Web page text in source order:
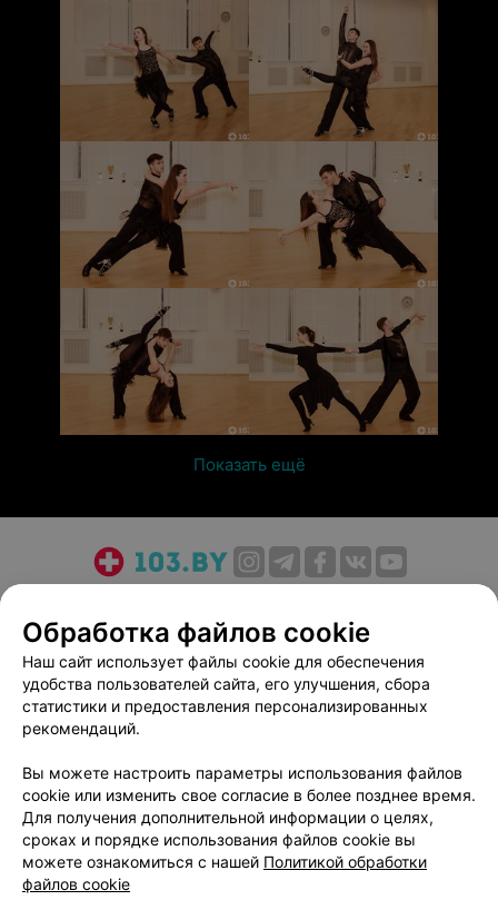
Показать ещё
Медицинский маркетинг
Публичный договор
Пользовательское соглашение
Способы оплаты
Вакансии
Партнеры
Написать руководителю 103.by
Персональные настройки cookie
Обработка персональных данных
Обработка файлов cookie
Наш сайт использует файлы cookie для обеспечения
удобства пользователей сайта, его улучшения, сбора
статистики и предоставления персонализированных
рекомендаций.
Вы можете настроить параметры использования файлов
cookie или изменить свое согласие в более позднее время.
Для получения дополнительной информации о целях,
сроках и порядке использования файлов cookie вы
можете ознакомиться с нашей Политикой обработки
файлов cookie